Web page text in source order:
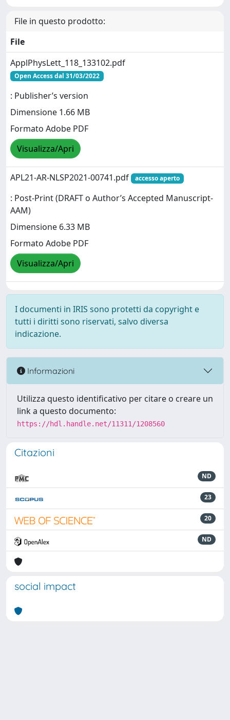
File in questo prodotto:
File
ApplPhysLett_118_133102.pdf
Open Access dal 31/03/2022
: Publisher’s version
Dimensione 1.66 MB
Formato Adobe PDF
Visualizza/Apri
APL21-AR-NLSP2021-00741.pdf accesso aperto
: Post-Print (DRAFT o Author’s Accepted Manuscript-
AAM)
Dimensione 6.33 MB
Formato Adobe PDF
Visualizza/Apri
I documenti in IRIS sono protetti da copyright e
tutti i diritti sono riservati, salvo diversa
indicazione.
Informazioni
Utilizza questo identificativo per citare o creare un
link a questo documento:
https://hdl.handle.net/11311/1208560
Citazioni
ND
23
20
ND
social impact